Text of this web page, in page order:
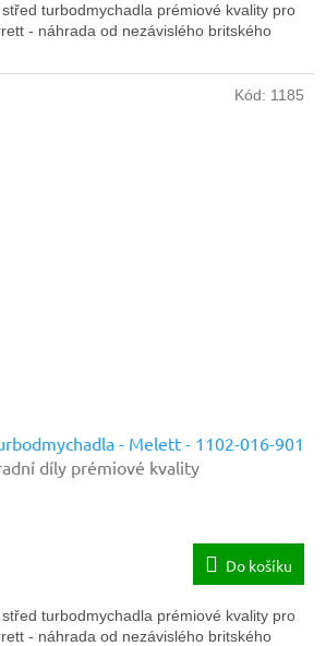
turbodmychadla prémiové kvality pro
- náhrada od nezávislého britského
- Melett - 1102-016-901
díly prémiové kvality
Do košíku
turbodmychadla prémiové kvality pro
- náhrada od nezávislého britského
Kód: 1185